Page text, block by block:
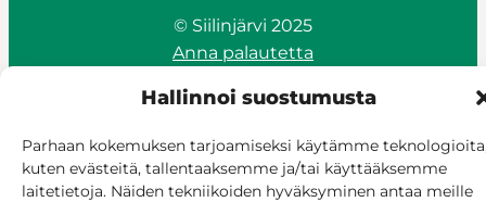
Hallinnoi suostumusta
Parhaan kokemuksen tarjoamiseksi käytämme
kuten evästeitä, tallentaaksemme ja/tai käyttääksemme
laitetietoja. Näiden tekniikoiden hyväksyminen antaa meille
© Siilinjärvi 2025
Anna palautetta
Laskutus ja maksaminen
Saavutettavuus
Evästekäytäntö
Hallitse suostumusta